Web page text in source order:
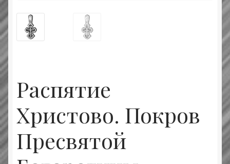
Православные подарки
Распятие
Христово. Покров
Пресвятой